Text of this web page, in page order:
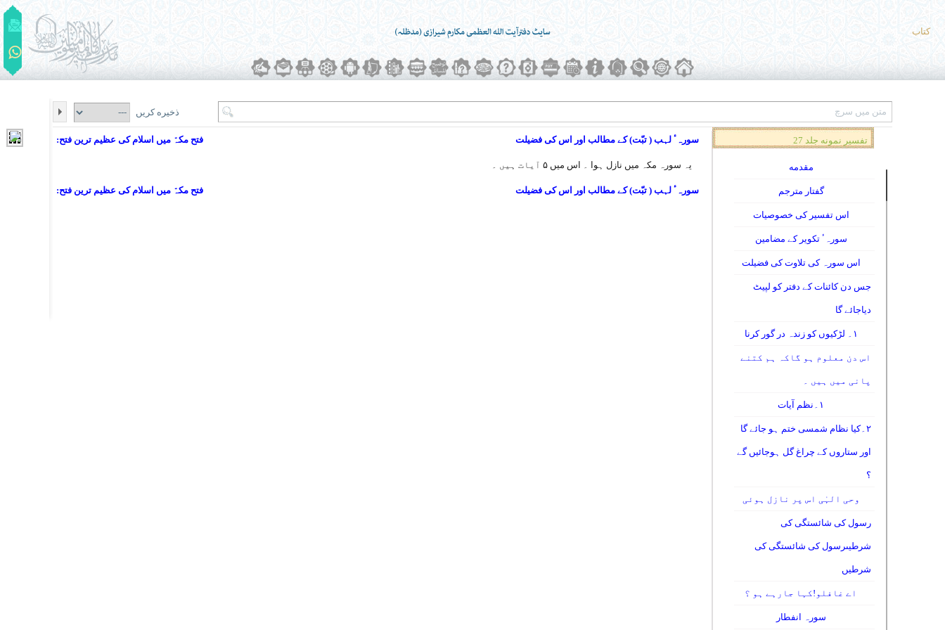
کتاب
ذخیره کریں
تفسیر نمونه جلد 27
مقدمه
گفتار مترجم
اس تفسیر کی خصوصیات
سورہٴ تکویر کے مضامین
اس سورہ کی تلاوت کی فضیلت
جس دن کائنات کے دفتر کو لپیٹ
دیاجائے گا
۱۔ لڑکیوں کو زندہ در گور کرنا
اس دن معلوم ہو گاکہ ہم کتنے
پانی میں ہیں ۔
۱۔نظم آیات
۲۔کیا نظام شمسی ختم ہو جائے گا
اور ستاروں کے چراغ گل ہوجائیں گے
؟
وحی الہٰی اس پر نازل ہوئی
رسول کی شائستگی کی
شرطیںرسول کی شائستگی کی
شرطیں
اے غافلو!کہا جارہے ہو ؟
سورہ انفطار
سورہٴ لہب ( تبّت) کے مطالب اور اس کی فضیلت فتح مکہّ میں اسلام کی عظیم ترین فتح:
یہ سورہ مکہ میں نازل ہوا ۔ اس میں ۵ آیات ہیں ۔
سورہٴ لہب ( تبّت) کے مطالب اور اس کی فضیلت فتح مکہّ میں اسلام کی عظیم ترین فتح: